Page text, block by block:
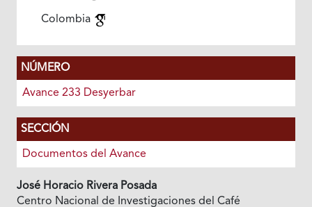
Colombia
NÚMERO
Avance 233 Desyerbar
SECCIÓN
Documentos del Avance
José Horacio Rivera Posada
Centro Nacional de Investigaciones del Café